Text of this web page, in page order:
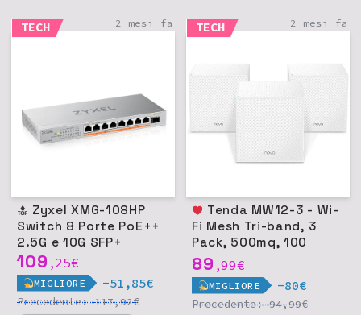
TECH 2 mesi fa
Switch 8 Porte PoE++
2.5G e 10G SFP+
109 ,25€
MIGLIORE -51,85€
Precedente:117,92€
TECH 2 mesi fa
Fi Mesh Tri-band, 3
Pack, 500mq, 100
Dispositivi
89 ,99€
MIGLIORE -80€
Precedente:94,99€